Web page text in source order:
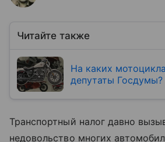
Читайте также
На каких
депутаты Госдумы?
Транспортный налог давно
недовольство многих